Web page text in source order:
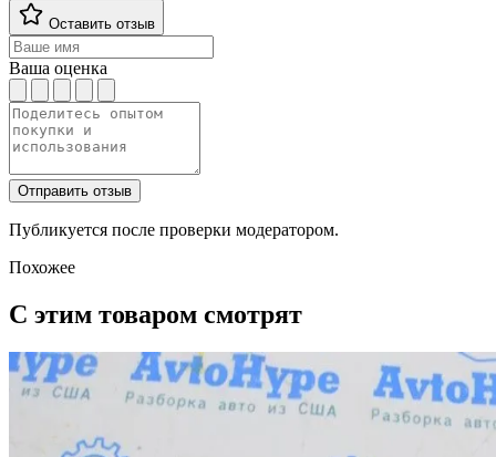
Оставить отзыв
Ваша оценка
Отправить отзыв
Публикуется после проверки модератором.
Похожее
С этим товаром смотрят